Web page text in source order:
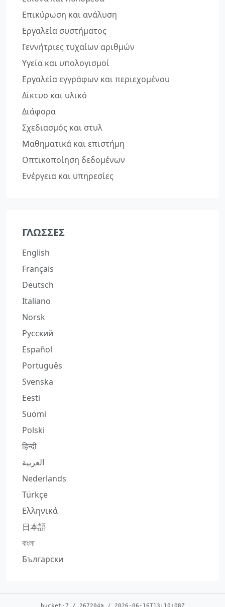
Επικύρωση και ανάλυση
Εργαλεία συστήματος
Γεννήτριες τυχαίων αριθμών
Υγεία και υπολογισμοί
Εργαλεία εγγράφων και περιεχομένου
Δίκτυο και υλικό
Διάφορα
Σχεδιασμός και στυλ
Μαθηματικά και επιστήμη
Οπτικοποίηση δεδομένων
Ενέργεια και υπηρεσίες
ΓΛΏΣΣΕΣ
English
Français
Deutsch
Italiano
Norsk
Русский
Español
Português
Svenska
Eesti
Suomi
Polski
हिन्दी
العربية
Nederlands
Türkçe
Ελληνικά
日本語
বাংলা
Български